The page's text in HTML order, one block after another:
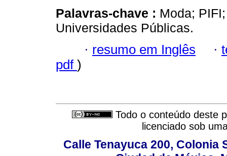
Palavras-chave : Moda;
Universidades Públicas.
· resumo em Inglês ·
pdf )
Todo o conteúdo deste
licenciado sob
Calle Tenayuca 200, Colonia